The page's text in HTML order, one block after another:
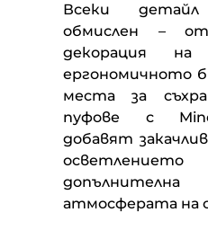
Всеки
обмислен –
декорация
ергономичното
места за
пуфове с
добавят
атмосферата на